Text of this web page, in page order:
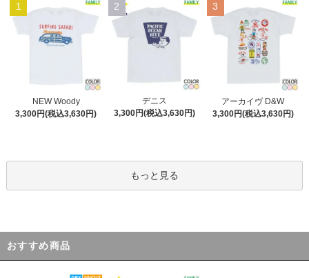
1
NEW Woody
3,300円(税込3,630円)
2
デニス
3,300円(税込3,630円)
3
アーカイヴ D&W
3,300円(税込3,630円)
もっと見る
おすすめ商品